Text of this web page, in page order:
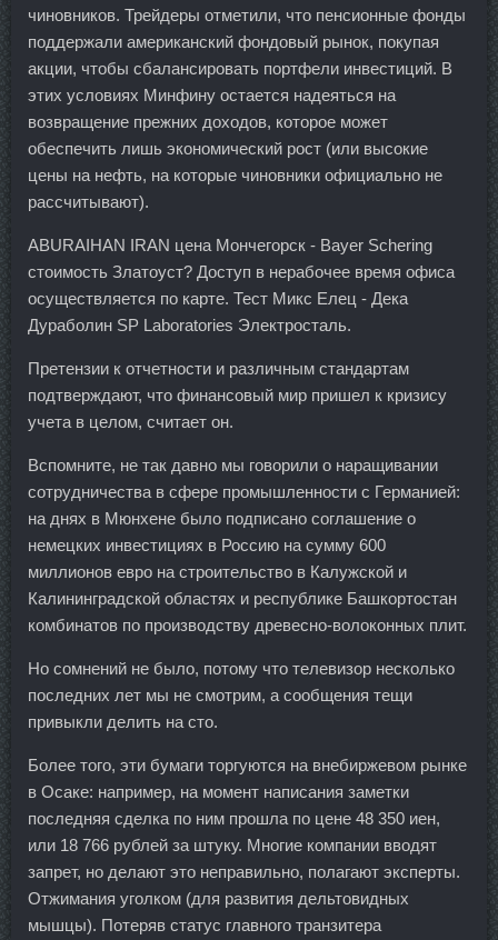
чиновников. Трейдеры отметили, что пенсионные фонды
поддержали американский фондовый рынок, покупая
акции, чтобы сбалансировать портфели инвестиций. В
этих условиях Минфину остается надеяться на
возвращение прежних доходов, которое может
обеспечить лишь экономический рост (или высокие
цены на нефть, на которые чиновники официально не
рассчитывают).
ABURAIHAN IRAN цена Мончегорск - Bayer Schering
стоимость Златоуст? Доступ в нерабочее время офиса
осуществляется по карте. Тест Микс Елец - Дека
Дураболин SP Laboratories Электросталь.
Претензии к отчетности и различным стандартам
подтверждают, что финансовый мир пришел к кризису
учета в целом, считает он.
Вспомните, не так давно мы говорили о наращивании
сотрудничества в сфере промышленности с Германией:
на днях в Мюнхене было подписано соглашение о
немецких инвестициях в Россию на сумму 600
миллионов евро на строительство в Калужской и
Калининградской областях и республике Башкортостан
комбинатов по производству древесно-волоконных плит.
Но сомнений не было, потому что телевизор несколько
последних лет мы не смотрим, а сообщения тещи
привыкли делить на сто.
Более того, эти бумаги торгуются на внебиржевом рынке
в Осаке: например, на момент написания заметки
последняя сделка по ним прошла по цене 48 350 иен,
или 18 766 рублей за штуку. Многие компании вводят
запрет, но делают это неправильно, полагают эксперты.
Отжимания уголком (для развития дельтовидных
мышцы). Потеряв статус главного транзитера